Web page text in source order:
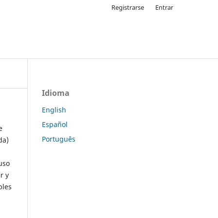
Registrarse Entrar
y
Idioma
English
Español
Português